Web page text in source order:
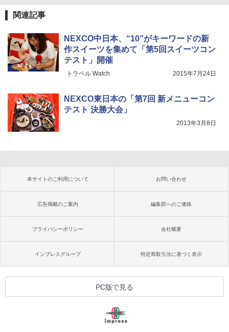
関連記事
NEXCO中日本、“10”がキーワードの新
作スイーツを集めて「第5回スイーツコン
テスト」開催
トラベル Watch 2015年7月24日
NEXCO東日本の「第7回 新メニューコン
テスト 決勝大会」
2013年3月8日
本サイトのご利用について お問い合わせ
広告掲載のご案内 編集部へのご連絡
プライバシーポリシー 会社概要
インプレスグループ 特定商取引法に基づく表示
PC版で見る